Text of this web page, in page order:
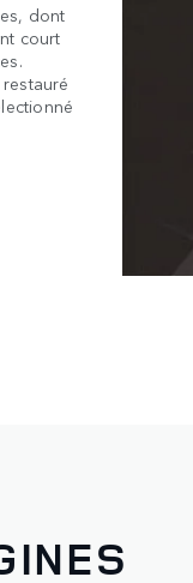
dont
court